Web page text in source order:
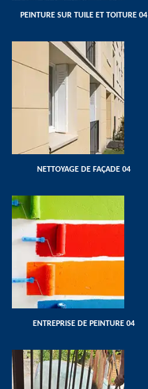
PEINTURE SUR TUILE ET TOITURE 04
NETTOYAGE DE FAÇADE 04
ENTREPRISE DE PEINTURE 04